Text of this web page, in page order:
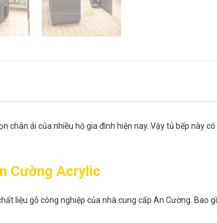
chân ái của nhiều hộ gia đình hiện nay. Vậy tủ bếp này
Cường Acrylic
liệu gỗ công nghiệp của nhà cung cấp An Cường.